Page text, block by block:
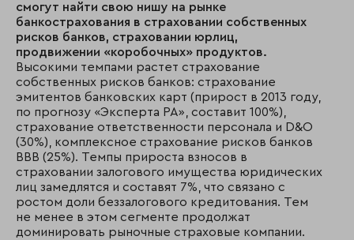
смогут найти свою нишу на рынке
банкострахования в страховании собственных
рисков банков, страховании юрлиц,
продвижении «коробочных» продуктов.
Высокими темпами растет страхование
собственных рисков банков: страхование
эмитентов банковских карт (прирост в 2013 году,
по прогнозу «Эксперта РА», составит 100%),
страхование ответственности персонала и D&O
(30%), комплексное страхование рисков банков
ВВВ (25%). Темпы прироста взносов в
страховании залогового имущества юридических
лиц замедлятся и составят 7%, что связано с
ростом доли беззалогового кредитования. Тем
не менее в этом сегменте продолжат
доминировать рыночные страховые компании.